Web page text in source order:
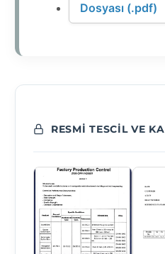
Dosyası (.pdf)
RESMI TESCIL VE